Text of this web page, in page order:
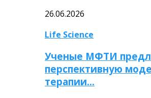
26.06.2026
Life Science
Ученые МФТИ
перспективную
терапии…